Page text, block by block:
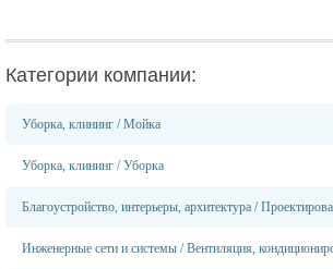
Категории компании:
Уборка, клининг /Мойка
Уборка, клининг /Уборка
Благоустройство, интерьеры, архитектура /
Инженерные сети и системы /Вентиляция,